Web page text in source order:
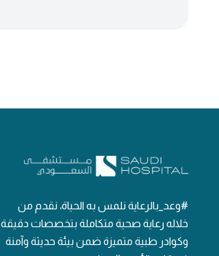
#وعد_بالرعاية نلمس به الحياة، نقدم من
خلاله رعاية صحية متكاملة بتخصصات دقيقة
وكوادر طبية متميزة ضمن بيئة حديثة وآمنة